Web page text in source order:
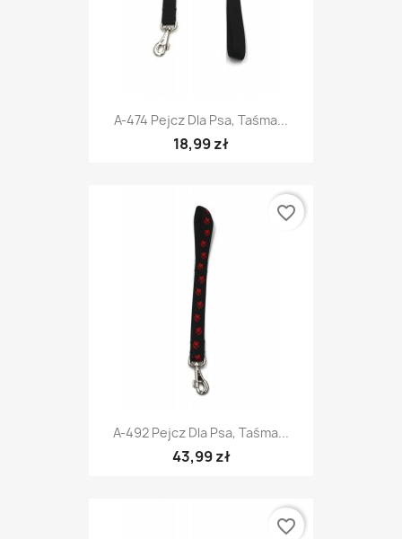
A-474 Pejcz Dla Psa, Taśma...
18,99 zł
A-492 Pejcz Dla Psa, Taśma...
43,99 zł
favorite_border
favorite_border